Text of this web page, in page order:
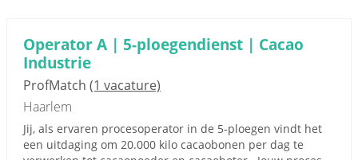
Operator A | 5-ploegendienst | Cacao
Industrie
ProfMatch (1 vacature)
Haarlem
Jij, als ervaren procesoperator in de 5-ploegen vindt het
een uitdaging om 20.000 kilo cacaobonen per dag te